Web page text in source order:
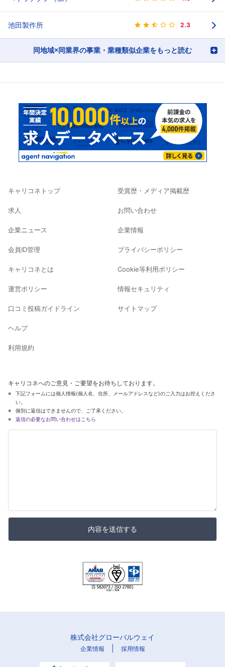
池田製作所 2.3
同地域×同業界の事業・業種類似企業をもっと読む
キャリコネトップ
求人
企業ニュース
会員ID管理
キャリコネとは
運営ポリシー
口コミ投稿ガイドライン
ヘルプ
利用規約
受賞歴・メディア掲載歴
お問い合わせ
企業情報
プライバシーポリシー
Cookie等利用ポリシー
情報セキュリティ
サイトマップ
キャリコネへのご意見・ご要望をお待ちしております。
下記フォームには個人情報(個人名、住所、メールアドレスなど)のご入力はお控えくださ
い。
個別に返信はできませんので、ご了承ください。
返信の必要なお問い合わせはこちら
内容を送信する
株式会社グローバルウェイ
企業情報 採用情報